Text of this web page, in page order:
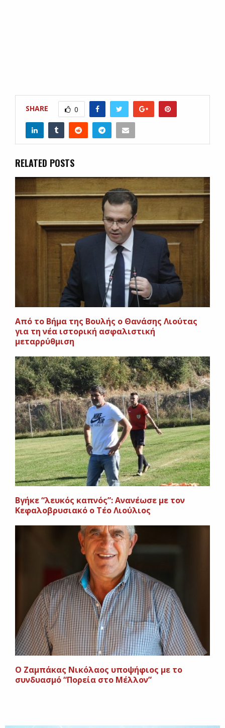
SHARE 0
RELATED POSTS
Από το Βήμα της Βουλής ο Θανάσης Λιούτας
για τη νέα ιστορική ασφαλιστική
μεταρρύθμιση
Βγήκε “λευκός καπνός”: Ανανέωσε με τον
Κεφαλοβρυσιακό ο Τέο Λιούλιος
Ο Ζαμπάκας Νικόλαος υποψήφιος με το
συνδυασμό “Πορεία στο Μέλλον”